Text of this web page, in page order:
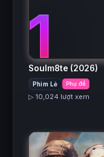
1
Soulm8te (2026)
Phim Lẻ Phụ đề
▷ 10,024 lượt xem